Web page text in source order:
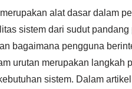
alat dasar dalam
sistem dari sudut
bagaimana pengguna
urutan merupakan langkah
sistem. Dalam